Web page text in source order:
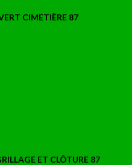
CIMETIÈRE 87
ET CLÔTURE 87